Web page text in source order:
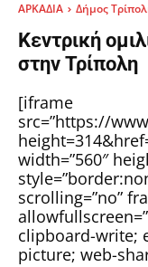
ΑΡΚΑΔΙΑ Δήμος
Κεντρική
στην Τρίπολη
[iframe
src=”https://
width=”560″
scrolling=”no”
clipboard-write;
picture; web-